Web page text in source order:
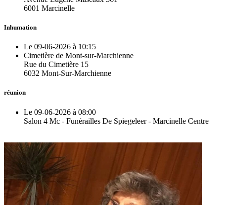
6001 Marcinelle
Inhumation
Le 09-06-2026 à 10:15
Cimetière de Mont-sur-Marchienne
Rue du Cimetière 15
6032 Mont-Sur-Marchienne
réunion
Le 09-06-2026 à 08:00
Salon 4 Mc - Funérailles De Spiegeleer - Marcinelle Centre